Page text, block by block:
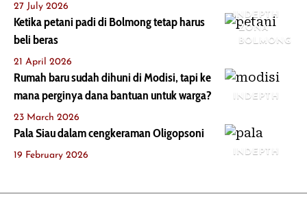
27 July 2026
INDEPTH
ZONA
BOLMONG
Ketika petani padi di Bolmong tetap harus
beli beras
21 April 2026
INDEPTH
Rumah baru sudah dihuni di Modisi, tapi ke
mana perginya dana bantuan untuk warga?
23 March 2026
INDEPTH
Pala Siau dalam cengkeraman Oligopsoni
19 February 2026